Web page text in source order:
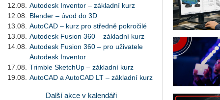
12.08.
Autodesk Inventor – základní kurz
12.08.
Blender – úvod do 3D
13.08.
AutoCAD – kurz pro středně pokročilé
13.08.
Autodesk Fusion 360 – základní kurz
14.08.
Autodesk Fusion 360 – pro uživatele
Autodesk Inventor
17.08.
Trimble SketchUp – základní kurz
19.08.
AutoCAD a AutoCAD LT – základní kurz
Další akce v kalendáři